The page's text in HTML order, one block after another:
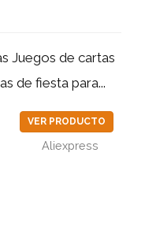
Juegos de cartas
de fiesta para...
VER PRODUCTO
Aliexpress